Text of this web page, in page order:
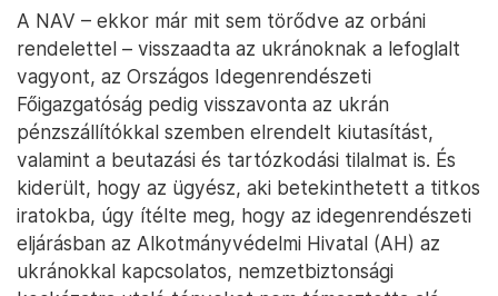
A NAV – ekkor már mit sem törődve az orbáni
rendelettel – visszaadta az ukránoknak a lefoglalt
vagyont, az Országos Idegenrendészeti
Főigazgatóság pedig visszavonta az ukrán
pénzszállítókkal szemben elrendelt kiutasítást,
valamint a beutazási és tartózkodási tilalmat is. És
kiderült, hogy az ügyész, aki betekinthetett a titkos
iratokba, úgy ítélte meg, hogy az idegenrendészeti
eljárásban az Alkotmányvédelmi Hivatal (AH) az
ukránokkal kapcsolatos, nemzetbiztonsági